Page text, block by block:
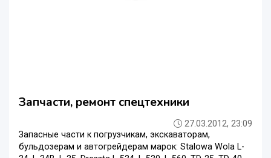
Запчасти, ремонт спецтехники
27.03.2012, 23:09
Запасные части к погрузчикам, экскаваторам,
бульдозерам и автогрейдерам марок: Stalowa Wola L-